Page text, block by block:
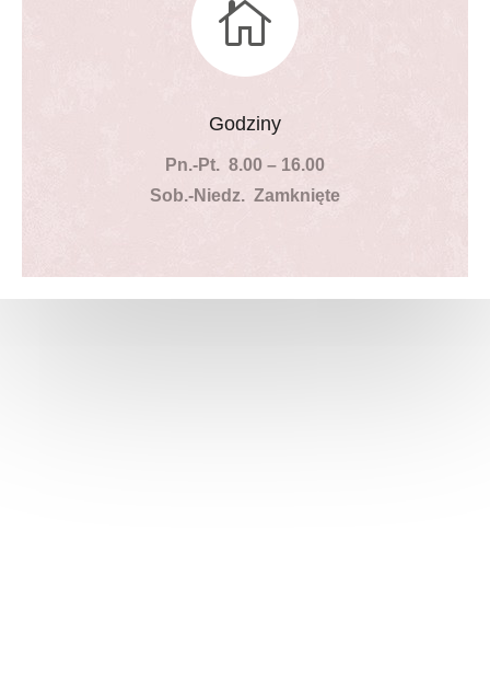

Godziny
Pn.-Pt. 8.00 – 16.00
Sob.-Niedz. Zamknięte